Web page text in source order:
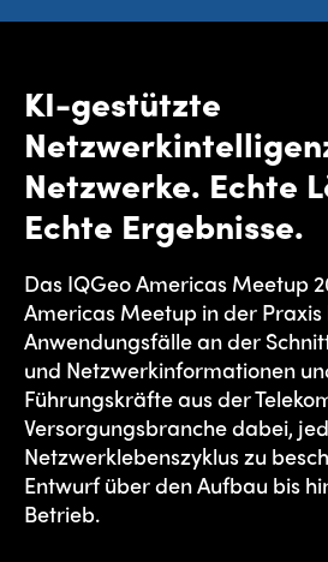
KI-gestützte
Netzwerke. Echte
Echte Ergebnisse.
Das IQGeo Americas Meetup
Americas Meetup in der
Anwendungsfälle an der
und Netzwerkinformationen
Führungskräfte aus der
Versorgungsbranche dabei,
Netzwerklebenszyklus zu
Entwurf über den Aufbau bis
Betrieb.